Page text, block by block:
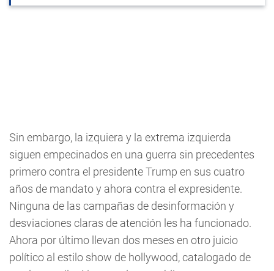
Sin embargo, la izquiera y la extrema izquierda
siguen empecinados en una guerra sin precedentes
primero contra el presidente Trump en sus cuatro
años de mandato y ahora contra el expresidente.
Ninguna de las campañas de desinformación y
desviaciones claras de atención les ha funcionado.
Ahora por último llevan dos meses en otro juicio
político al estilo show de hollywood, catalogado de